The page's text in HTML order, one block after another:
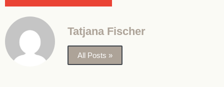
Tatjana Fischer
All Posts »